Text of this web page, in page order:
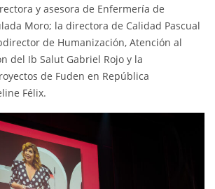
y asesora de Enfermería de
Moro; la directora de Calidad Pascual
de Humanización, Atención al
del Ib Salut Gabriel Rojo y la
de Fuden en República
Félix.